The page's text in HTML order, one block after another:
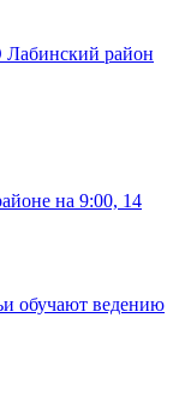
район
на 9:00, 14
обучают ведению